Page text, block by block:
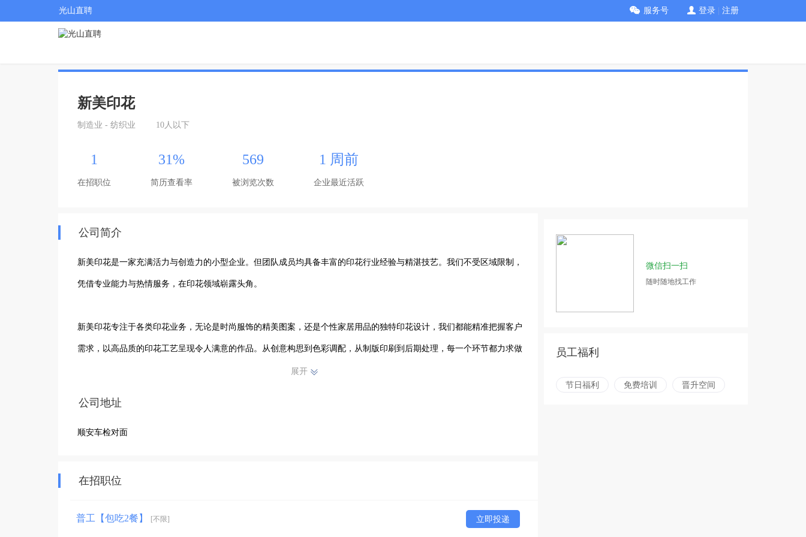
光山直聘 服务号 登录 注册
新美印花
制造业 - 纺织业 10人以下
1
在招职位
31%
简历查看率
569
被浏览次数
1 周前
企业最近活跃
公司简介
新美印花是一家充满活力与创造力的小型企业。但团队成员均具备丰富的印花行业经验与精湛技艺。我们不受区域限制，
凭借专业能力与热情服务，在印花领域崭露头角。
新美印花专注于各类印花业务，无论是时尚服饰的精美图案，还是个性家居用品的独特印花设计，我们都能精准把握客户
需求，以高品质的印花工艺呈现令人满意的作品。从创意构思到色彩调配，从制版印刷到后期处理，每一个环节都力求做
细节的执着追求和对品质的始终坚守，新美印花在行业内赢得了良好口碑。未来，我们将继续秉持专业精神，不断创新，
展开
公司地址
顺安车检对面
在招职位
普工【包吃2餐】 [不限] 立即投递
微信扫一扫
随时随地找工作
员工福利
节日福利 免费培训 晋升空间